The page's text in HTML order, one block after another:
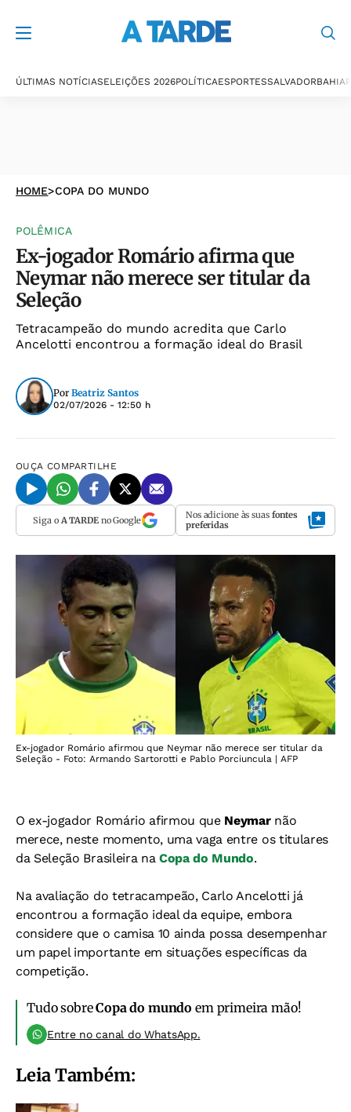
ÚLTIMAS NOTÍCIASELEIÇÕES 2026POLÍTICAESPORTESSALVADORBAHIA
HOME>COPA DO MUNDO
POLÊMICA
Ex-jogador Romário afirma que
Neymar não merece ser titular da
Seleção
Tetracampeão do mundo acredita que Carlo
Ancelotti encontrou a formação ideal do Brasil
Por Beatriz Santos
02/07/2026 - 12:50 h
OUÇA COMPARTILHE
Siga o A TARDEno Google Nos adicione às suas fontes
preferidas
Ex-jogador Romário afirmou que Neymar não merece ser titular da
Seleção - Foto: Armando Sartorotti e Pablo Porciuncula | AFP
O ex-jogador Romário afirmou que Neymarnão
merece, neste momento, uma vaga entre os titulares
da Seleção Brasileira na Copa do Mundo.
Na avaliação do tetracampeão, Carlo Ancelotti já
encontrou a formação ideal da equipe, embora
considere que o camisa 10 ainda possa desempenhar
um papel importante em situações específicas da
competição.
Tudo sobreCopa do mundo em primeira mão!
Entre no canal do WhatsApp.
Leia Também: